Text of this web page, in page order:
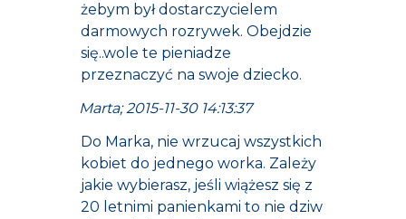
żebym był dostarczycielem
darmowych rozrywek. Obejdzie
się..wole te pieniadze
przeznaczyć na swoje dziecko.
Marta; 2015-11-30 14:13:37
Do Marka, nie wrzucaj wszystkich
kobiet do jednego worka. Zależy
jakie wybierasz, jeśli wiążesz się z
20 letnimi panienkami to nie dziw